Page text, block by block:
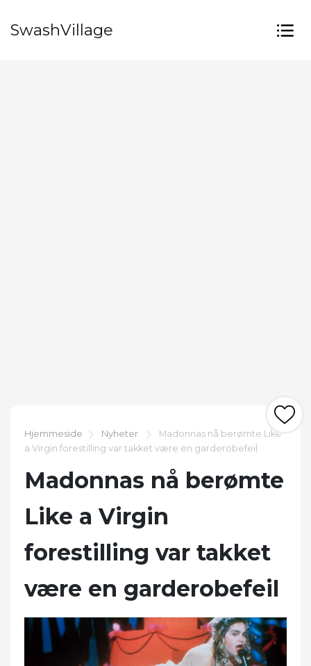
SwashVillage
Hjemmeside Nyheter
Madonnas nå berømte Like
a Virgin forestilling var takket være en garderobefeil
Madonnas nå berømte
Like a Virgin
forestilling var takket
være en garderobefeil